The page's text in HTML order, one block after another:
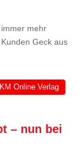
mehr
Geck aus
Online Verlag
– nun bei